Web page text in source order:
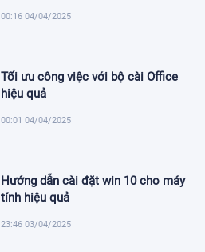
00:16 04/04/2025
Tối ưu công việc với bộ cài Office
hiệu quả
00:01 04/04/2025
Hướng dẫn cài đặt win 10 cho máy
tính hiệu quả
23:46 03/04/2025